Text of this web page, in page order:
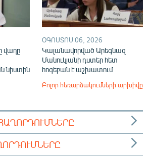
վաղը
նիստին
ՕԳՈՍՏՈՍ 06, 2026
Կալանավորված Արեգնազ
Մանուկյանի դստեր հետ
հոգեբան է աշխատում
Բոլոր հեռարձակումների արխիվը